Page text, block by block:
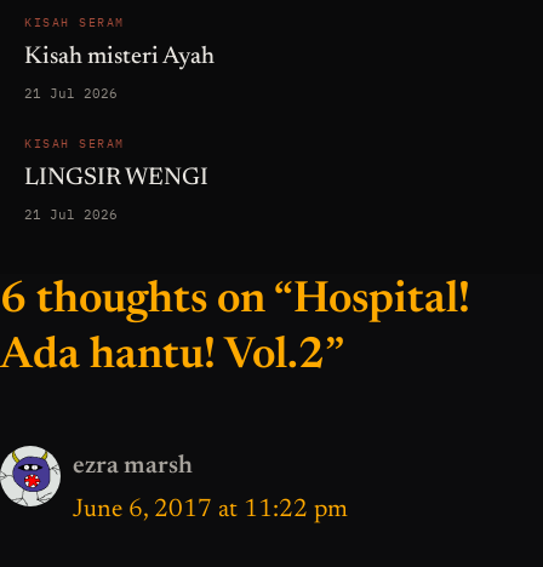
KISAH SERAM
Kisah misteri Ayah
21 Jul 2026
KISAH SERAM
LINGSIR WENGI
21 Jul 2026
6 thoughts on “Hospital!
Ada hantu! Vol.2”
ezra marsh
June 6, 2017 at 11:22 pm